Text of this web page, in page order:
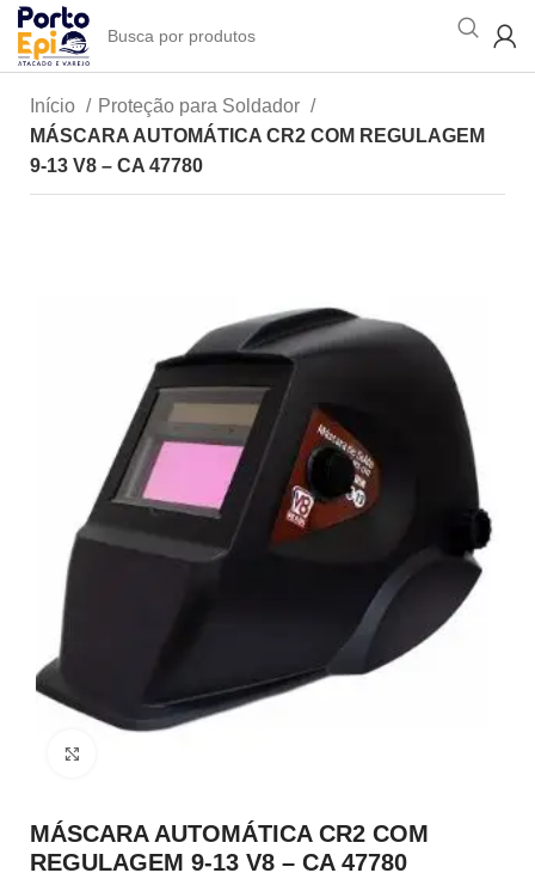
Início
Proteção para Soldador
MÁSCARA AUTOMÁTICA CR2 COM REGULAGEM
9-13 V8 – CA 47780
MÁSCARA AUTOMÁTICA CR2 COM
REGULAGEM 9-13 V8 – CA 47780